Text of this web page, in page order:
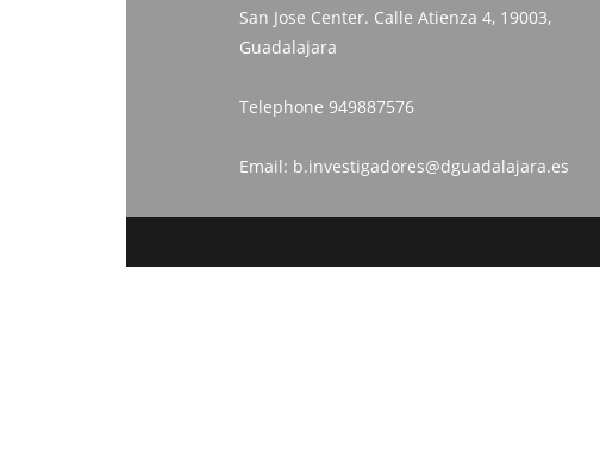
San Jose Center. Calle Atienza 4, 19003,
Guadalajara
Telephone 949887576
Email: b.investigadores@dguadalajara.es